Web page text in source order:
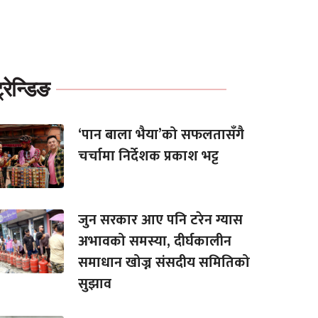
‘पान बाला भैया’को सफलतासँगै
चर्चामा निर्देशक प्रकाश भट्ट
जुन सरकार आए पनि टरेन ग्यास
अभावको समस्या, दीर्घकालीन
समाधान खोज्न संसदीय समितिको
सुझाव